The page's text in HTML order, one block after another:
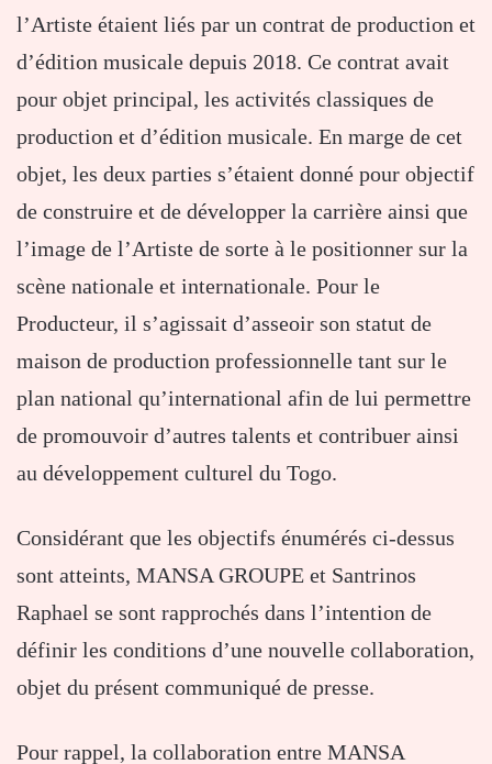
l’Artiste étaient liés par un contrat de production et
d’édition musicale depuis 2018. Ce contrat avait
pour objet principal, les activités classiques de
production et d’édition musicale. En marge de cet
objet, les deux parties s’étaient donné pour objectif
de construire et de développer la carrière ainsi que
l’image de l’Artiste de sorte à le positionner sur la
scène nationale et internationale. Pour le
Producteur, il s’agissait d’asseoir son statut de
maison de production professionnelle tant sur le
plan national qu’international afin de lui permettre
de promouvoir d’autres talents et contribuer ainsi
au développement culturel du Togo.
Considérant que les objectifs énumérés ci-dessus
sont atteints, MANSA GROUPE et Santrinos
Raphael se sont rapprochés dans l’intention de
définir les conditions d’une nouvelle collaboration,
objet du présent communiqué de presse.
Pour rappel, la collaboration entre MANSA